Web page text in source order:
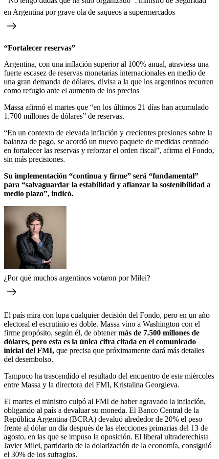
en Argentina por grave ola de saqueos a supermercados
“Fortalecer reservas”
Argentina, con una inflación superior al 100% anual, atraviesa una
fuerte escasez de reservas monetarias internacionales en medio de
una gran demanda de dólares, divisa a la que los argentinos recurren
como refugio ante el aumento de los precios
Massa afirmó el martes que “en los últimos 21 días han acumulado
1.700 millones de dólares” de reservas.
“En un contexto de elevada inflación y crecientes presiones sobre la
balanza de pago, se acordó un nuevo paquete de medidas centrado
en fortalecer las reservas y reforzar el orden fiscal”, afirma el Fondo,
sin más precisiones.
Su implementación “continua y firme” será “fundamental”
para “salvaguardar la estabilidad y afianzar la sostenibilidad a
medio plazo”, indicó.
¿Por qué muchos argentinos votaron por Milei?
El país mira con lupa cualquier decisión del Fondo, pero en un año
electoral el escrutinio es doble. Massa vino a Washington con el
firme propósito, según él, de obtenermás de 7.500 millones de
dólares, pero esta es la única cifra citada en el comunicado
inicial del FMI, que precisa que próximamente dará más detalles
del desembolso.
Tampoco ha trascendido el resultado del encuentro de este miércoles
entre Massa y la directora del FMI, Kristalina Georgieva.
El martes el ministro culpó al FMI de haber agravado la inflación,
obligando al país a devaluar su moneda. El Banco Central de la
República Argentina (BCRA) devaluó alrededor de 20% el peso
frente al dólar un día después de las elecciones primarias del 13 de
agosto, en las que se impuso la oposición. El liberal ultraderechista
Javier Milei, partidario de la dolarización de la economía, consiguió
el 30% de los sufragios.